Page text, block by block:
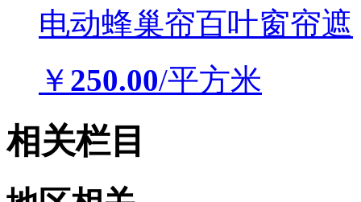
电动蜂巢帘百叶窗帘遮
￥250.00
相关栏目